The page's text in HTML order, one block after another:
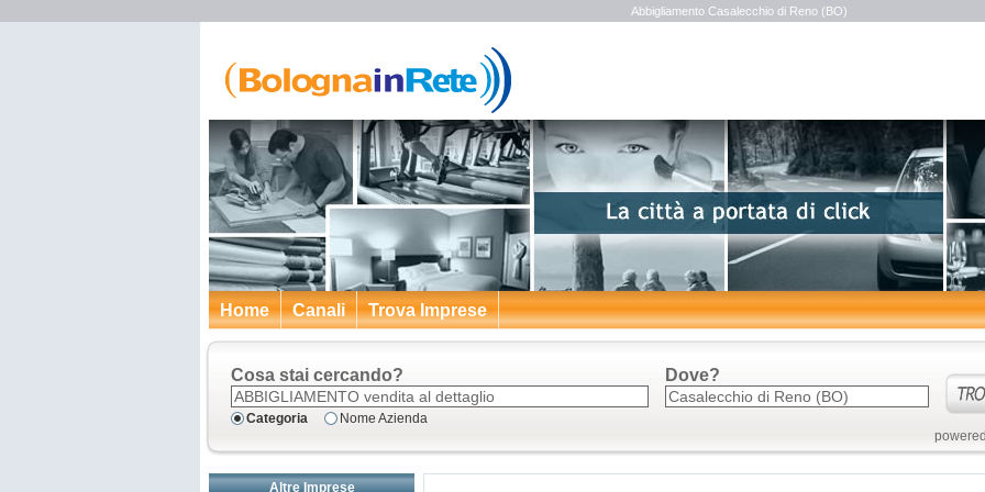
Abbigliamento Casalecchio di Reno (BO)
Home Canali Trova Imprese
Cosa stai cercando?
Categoria Nome Azienda
Dove?
Altre Imprese